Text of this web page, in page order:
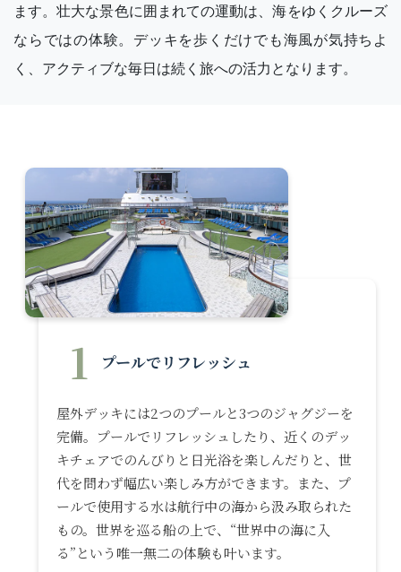
ます。壮大な景色に囲まれての運動は、海をゆくクルーズ
ならではの体験。デッキを歩くだけでも海風が気持ちよ
く、アクティブな毎日は続く旅への活力となります。
1 プールでリフレッシュ
屋外デッキには2つのプールと3つのジャグジーを
完備。プールでリフレッシュしたり、近くのデッ
キチェアでのんびりと日光浴を楽しんだりと、世
代を問わず幅広い楽しみ方ができます。また、プ
ールで使用する水は航行中の海から汲み取られた
もの。世界を巡る船の上で、“世界中の海に入
る”という唯一無二の体験も叶います。